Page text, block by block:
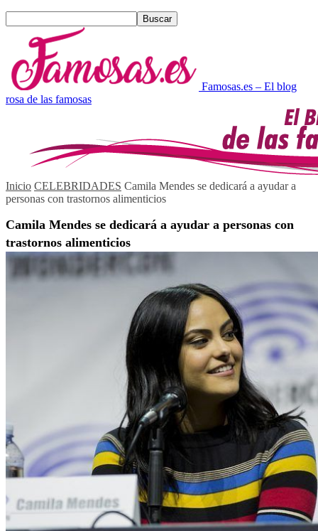
Famosas.es – El blog
rosa de las famosas
Inicio CELEBRIDADES Camila Mendes se dedicará a ayudar a
personas con trastornos alimenticios
Camila Mendes se dedicará a ayudar a personas con
trastornos alimenticios